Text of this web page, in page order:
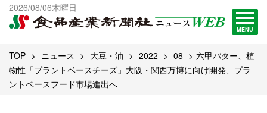
2026/08/06木曜日
MENU
出版物一覧へ
試読・購読申し込み
TOP ニュース 大豆・油 2022 08
六甲バター、植
物性「プラントベースチーズ」大阪・関西万博に向け開発、プラ
ントベースフード市場進出へ